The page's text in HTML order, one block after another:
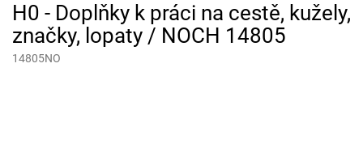
H0 - Doplňky k práci na cestě, kužely,
značky, lopaty / NOCH 14805
14805NO